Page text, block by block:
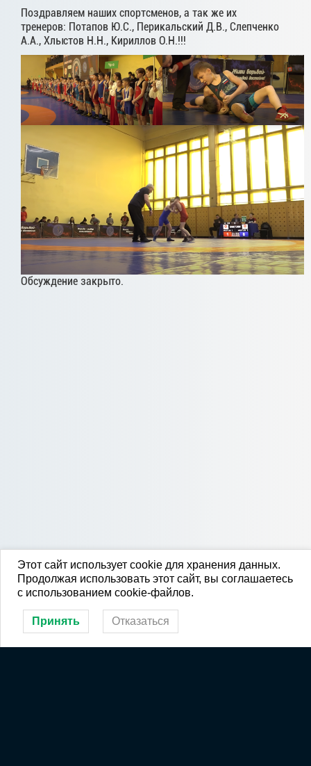
Поздравляем наших спортсменов, а так же их
тренеров: Потапов Ю.С., Перикальский Д.В., Слепченко
А.А., Хлыстов Н.Н., Кириллов О.Н.!!!
Обсуждение закрыто.
Этот сайт использует cookie для хранения данных.
Продолжая использовать этот сайт, вы соглашаетесь
с использованием cookie-файлов.
Принять Отказаться